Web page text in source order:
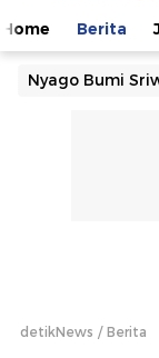
Home Berita
Nyago Bumi
detikNews Berita